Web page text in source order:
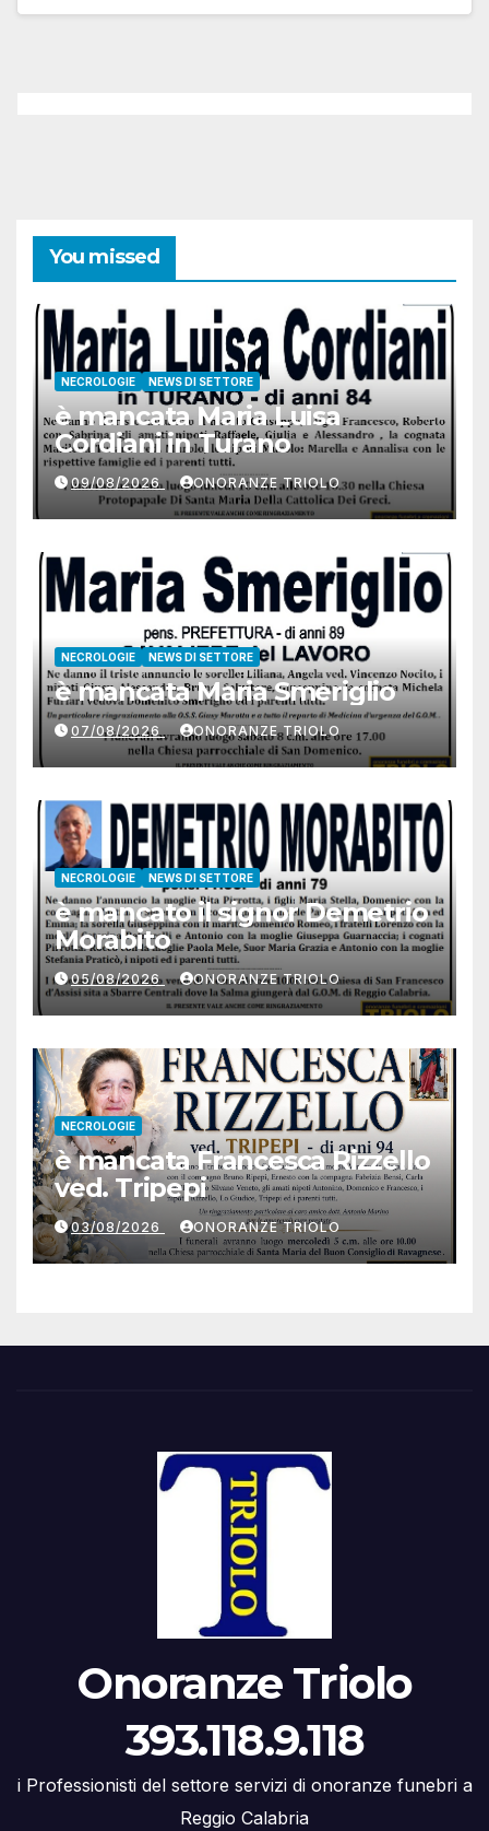
You missed
NECROLOGIE NEWS DI SETTORE
è mancata Maria Luisa
Cordiani in Turano
09/08/2026 ONORANZE TRIOLO
NECROLOGIE NEWS DI SETTORE
è mancata Maria Smeriglio
07/08/2026 ONORANZE TRIOLO
NECROLOGIE NEWS DI SETTORE
è mancato il signor Demetrio
Morabito
05/08/2026 ONORANZE TRIOLO
NECROLOGIE
è mancata Francesca Rizzello
ved. Tripepi
03/08/2026 ONORANZE TRIOLO
Onoranze Triolo
393.118.9.118
i Professionisti del settore servizi di onoranze funebri a
Reggio Calabria